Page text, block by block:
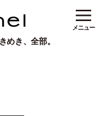
めき、全部。
メニュー